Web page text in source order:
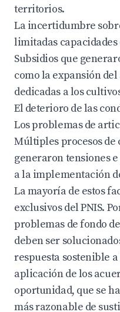
territorios.
La incertidumbre
limitadas capacidades
Subsidios que
como la expansión
dedicadas a los
El deterioro de las
Los problemas de
Múltiples procesos de
generaron tensiones
a la implementación
La mayoría de estos
exclusivos del PNIS.
problemas de fondo
deben ser
respuesta sostenible
aplicación de los
oportunidad, que se
más razonable de